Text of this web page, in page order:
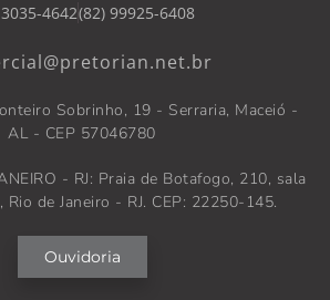
4642(82) 99925-6408
Sobrinho, 19 - Serraria, Maceió -
AL - CEP 57046780
- RJ: Praia de Botafogo, 210, sala
de Janeiro - RJ. CEP: 22250-145.
Ouvidoria